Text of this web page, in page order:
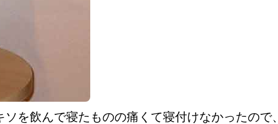
を飲んで寝たものの痛くて寝付けなかったので、